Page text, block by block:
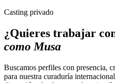
Casting privado
¿Quieres trabajar
como Musa
Buscamos perfiles con presencia,
para nuestra curaduría